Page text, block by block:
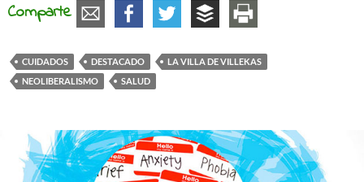
Comparte
CUIDADOS DESTACADO
LA VILLA DE VILLEKAS
NEOLIBERALISMO
SALUD